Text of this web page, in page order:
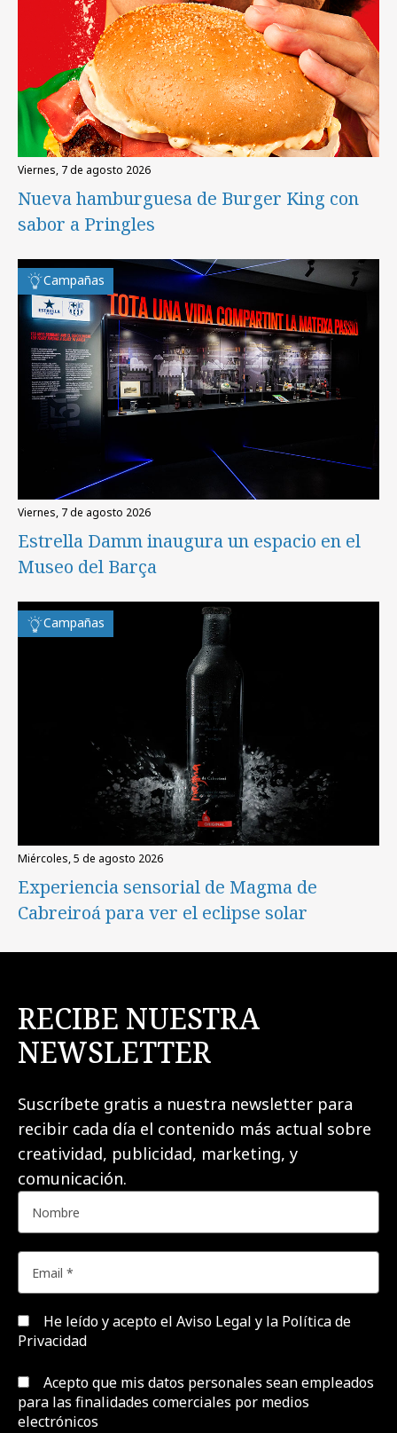
viernes, 7 de agosto 2026
Nueva hamburguesa de Burger King con
sabor a Pringles
Campañas
viernes, 7 de agosto 2026
Estrella Damm inaugura un espacio en el
Museo del Barça
Campañas
miércoles, 5 de agosto 2026
Experiencia sensorial de Magma de
Cabreiroá para ver el eclipse solar
RECIBE NUESTRA
NEWSLETTER
Suscríbete gratis a nuestra newsletter para
recibir cada día el contenido más actual sobre
creatividad, publicidad, marketing, y
comunicación.
He leído y acepto el Aviso Legal y la Política de
Privacidad
Acepto que mis datos personales sean empleados
para las finalidades comerciales por medios
electrónicos